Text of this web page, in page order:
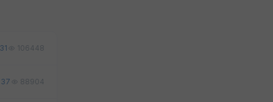
31 106448
37 88904